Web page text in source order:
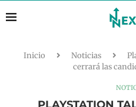
Inicio Noticias
cerrará las